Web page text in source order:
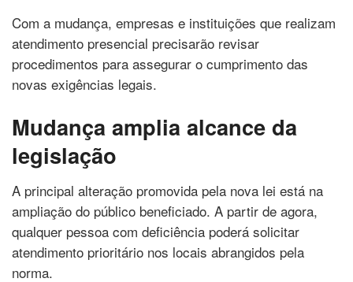
Com a mudança, empresas e instituições que realizam
atendimento presencial precisarão revisar
procedimentos para assegurar o cumprimento das
novas exigências legais.
Mudança amplia alcance da
legislação
A principal alteração promovida pela nova lei está na
ampliação do público beneficiado. A partir de agora,
qualquer pessoa com deficiência poderá solicitar
atendimento prioritário nos locais abrangidos pela
norma.